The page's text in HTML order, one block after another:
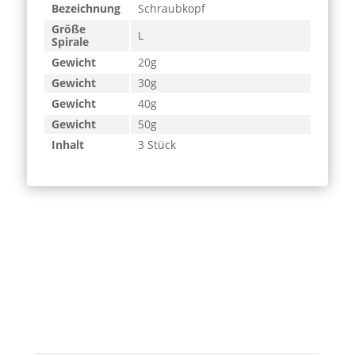
Bezeichnung
Schraubkopf
Größe
Spirale
L
Gewicht
20g
Gewicht
30g
Gewicht
40g
Gewicht
50g
Inhalt
3 Stück